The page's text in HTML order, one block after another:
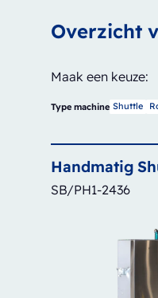
Overzicht
Maak een keuze:
Type machine Shuttle
Handmatig
SB/PH1-2436